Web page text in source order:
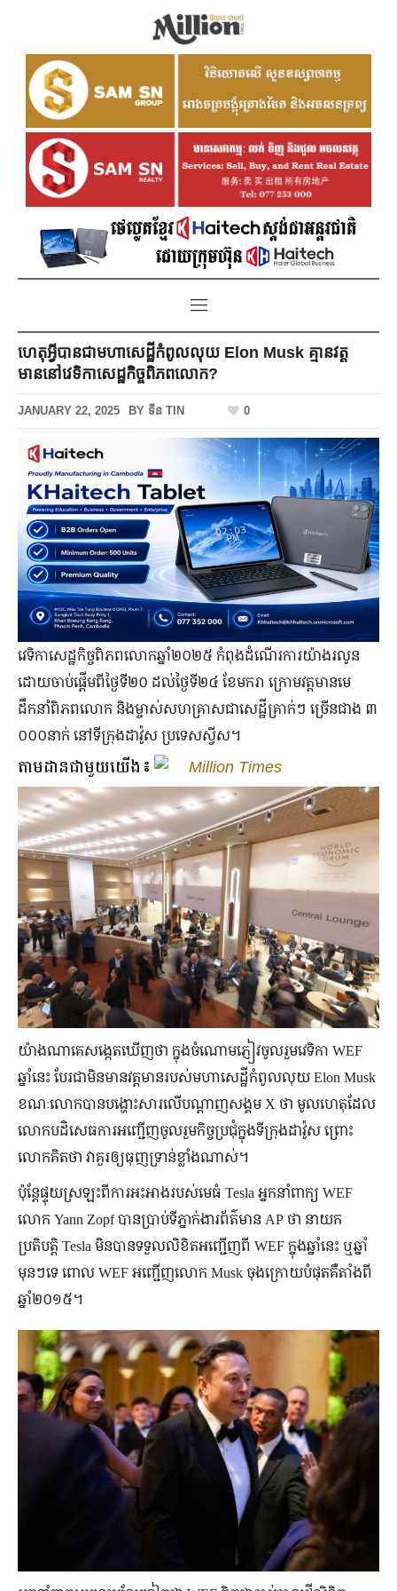
ហេតុអ្វីបានជាមហាសេដ្ឋីកំពូលលុយ Elon Musk គ្មានវត្ត
មាននៅវេទិកាសេដ្ឋកិច្ចពិភពលោក?
JANUARY 22, 2025 BY ទីន TIN 0
វេទិកាសេដ្ឋកិច្ចពិភពលោកឆ្នាំ២០២៥ កំពុងដំណើរការយ៉ាងរលូន
ដោយចាប់ផ្ដើមពីថ្ងៃទី២០ ដល់ថ្ងៃទី២៤ ខែមករា ក្រោមវត្តមានមេ
ដឹកនាំពិភពលោក និងម្ចាស់សហគ្រាសជាសេដ្ឋីគ្រាក់ៗ ច្រើនជាង ៣
០០០នាក់ នៅទីក្រុងដាវ៉ូស ប្រទេសស្វីស។
តាមដានជាមួយយើង៖ Million Times
យ៉ាងណាគេសង្កេតឃើញថា ក្នុងចំណោមភ្ញៀវចូលរួមវេទិកា WEF
ឆ្នាំនេះ បែរជាមិនមានវត្តមានរបស់មហាសេដ្ឋីកំពូលលុយ Elon Musk
ខណៈលោកបានបង្ហោះសារលើបណ្ដាញសង្គម X ថា មូលហេតុដែល
លោកបដិសេធការអញ្ជើញចូលរួមកិច្ចប្រជុំក្នុងទីក្រុងដាវ៉ូស ព្រោះ
លោកគិតថា វាគួរឲ្យធុញទ្រាន់ខ្លាំងណាស់។
ប៉ុន្តែផ្ទុយស្រឡះពីការអះអាងរបស់មេធំ Tesla អ្នកនាំពាក្យ WEF
លោក Yann Zopf បានប្រាប់ទីភ្នាក់ងារព័ត៌មាន AP ថា នាយក
ប្រតិបត្តិ Tesla មិនបានទទួលលិខិតអញ្ជើញពី WEF ក្នុងឆ្នាំនេះ ឬឆ្នាំ
មុនៗទេ ពោល WEF អញ្ជើញលោក Musk ចុងក្រោយបំផុតគឺតាំងពី
ឆ្នាំ២០១៥។